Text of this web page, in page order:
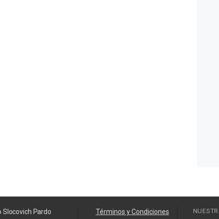
Slocovich Pardo Términos y Condiciones